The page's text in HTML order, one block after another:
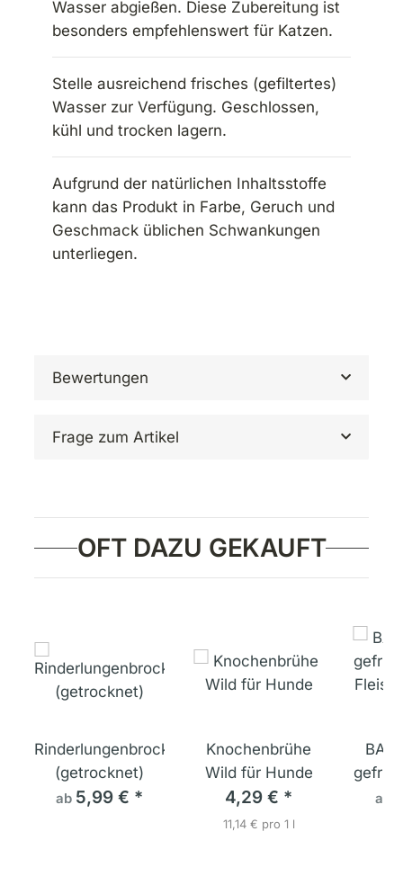
Wasser abgießen. Diese Zubereitung ist
besonders empfehlenswert für Katzen.
Stelle ausreichend frisches (gefiltertes)
Wasser zur Verfügung. Geschlossen,
kühl und trocken lagern.
Aufgrund der natürlichen Inhaltsstoffe
kann das Produkt in Farbe, Geruch und
Geschmack üblichen Schwankungen
unterliegen.
Bewertungen
Frage zum Artikel
OFT DAZU GEKAUFT
Rinderlungenbrocken
(getrocknet)
ab 5,99 € *
Knochenbrühe
Wild für Hunde
4,29 € *
11,14 € pro 1 l
ab